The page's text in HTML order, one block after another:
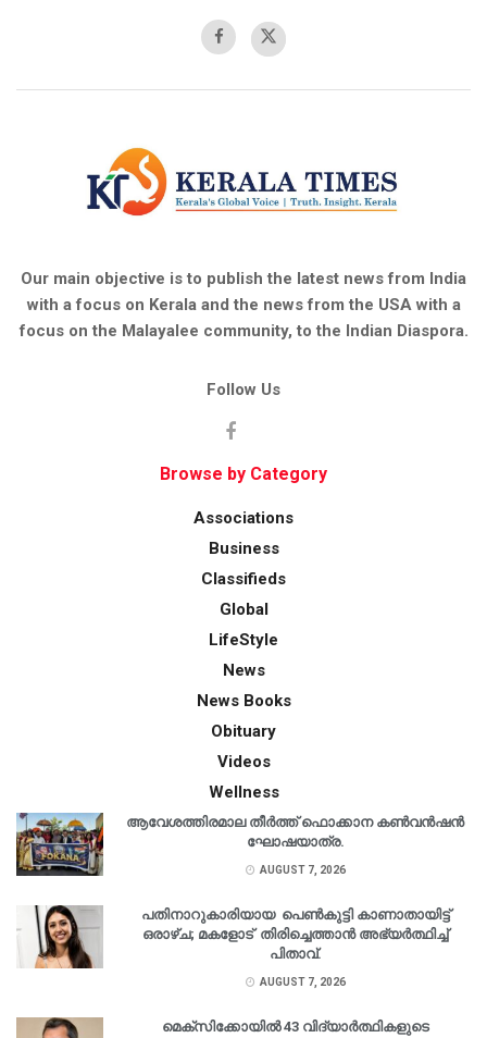
Our main objective is to publish the latest news from India
with a focus on Kerala and the news from the USA with a
focus on the Malayalee community, to the Indian Diaspora.
Follow Us
Browse by Category
Associations
Business
Classifieds
Global
LifeStyle
News
News Books
Obituary
Videos
Wellness
ആവേശത്തിരമാല തീർത്ത് ഫൊക്കാന കൺവൻഷൻ
ഘോഷയാത്ര.
AUGUST 7, 2026
പതിനാറുകാരിയായ പെൺകുട്ടി കാണാതായിട്ട്
ഒരാഴ്ച; മകളോട് തിരിച്ചെത്താൻ അഭ്യർത്ഥിച്ച്
പിതാവ്.
AUGUST 7, 2026
മെക്‌സിക്കോയിൽ 43 വിദ്യാർത്ഥികളുടെ